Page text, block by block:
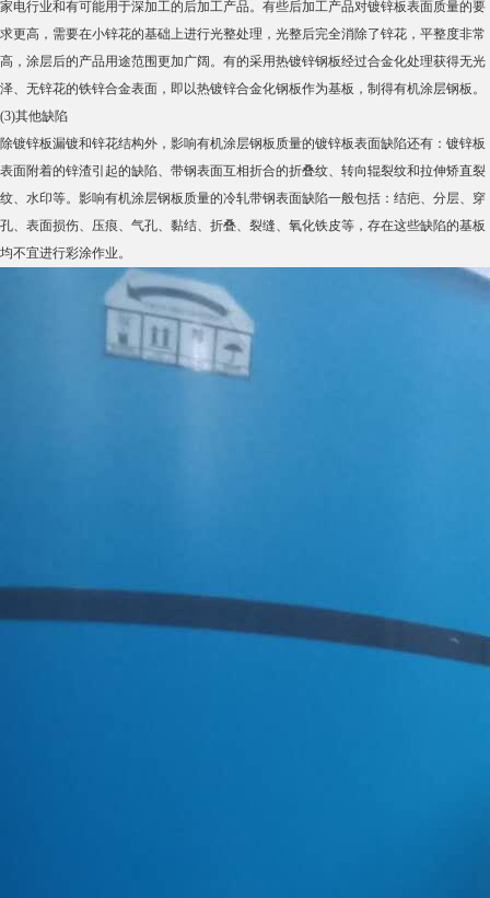
家电行业和有可能用于深加工的后加工产品。有些后加工产品对镀锌板表面质量的要
求更高，需要在小锌花的基础上进行光整处理，光整后完全消除了锌花，平整度非常
高，涂层后的产品用途范围更加广阔。有的采用热镀锌钢板经过合金化处理获得无光
泽、无锌花的铁锌合金表面，即以热镀锌合金化钢板作为基板，制得有机涂层钢板。
(3)其他缺陷
除镀锌板漏镀和锌花结构外，影响有机涂层钢板质量的镀锌板表面缺陷还有：镀锌板
表面附着的锌渣引起的缺陷、带钢表面互相折合的折叠纹、转向辊裂纹和拉伸矫直裂
纹、水印等。影响有机涂层钢板质量的冷轧带钢表面缺陷一般包括：结疤、分层、穿
孔、表面损伤、压痕、气孔、黏结、折叠、裂缝、氧化铁皮等，存在这些缺陷的基板
均不宜进行彩涂作业。